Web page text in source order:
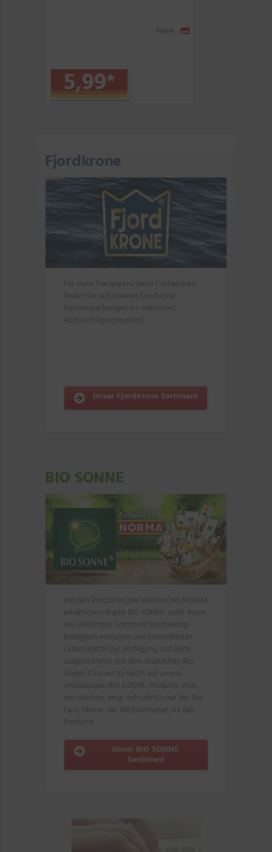
5,99*
Filiale
Fjordkrone
Für mehr Transparenz beim Fischeinkauf
finden Sie auf unseren Fjordkrone-
Fischverpackungen ein exklusives
Rückverfolgungssystem.
Unser Fjordkrone Sortiment
BIO SONNE
Mit den Produkten der exklusiv bei NORMA
erhältlichen Marke BIO SONNE steht Ihnen
ein vielfältiges Sortiment hochwertig
biologisch erzeugter und kontrollierter
Lebensmittel zur Verfügung, natürlich
ausgezeichnet mit dem staatlichen Bio-
Siegel. Dass wir zu Recht auf unsere
erstklassigen BIO SONNE-Produkte stolz
sein können, zeigt sich jährlich auf der Bio-
Fach-Messe, der Weltleitmesse, für Bio-
Produkte
Unser BIO SONNE
Sortiment